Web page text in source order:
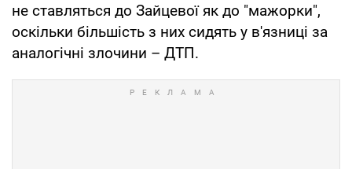
не ставляться до Зайцевої як до "мажорки",
оскільки більшість з них сидять у в'язниці за
аналогічні злочини – ДТП.